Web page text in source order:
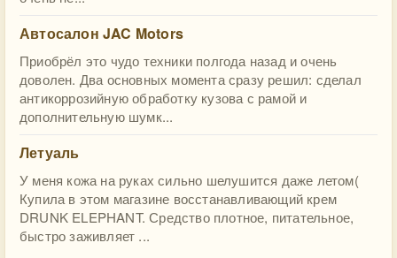
Автосалон JAC Motors
Приобрёл это чудо техники полгода назад и очень
доволен. Два основных момента сразу решил: сделал
антикоррозийную обработку кузова с рамой и
дополнительную шумк...
Летуаль
У меня кожа на руках сильно шелушится даже летом(
Купила в этом магазине восстанавливающий крем
DRUNK ELEPHANT. Средство плотное, питательное,
быстро заживляет ...